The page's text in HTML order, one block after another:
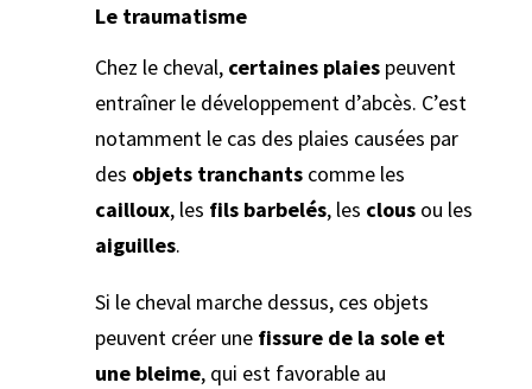
Le traumatisme
Chez le cheval, certaines plaies peuvent
entraîner le développement d’abcès. C’est
notamment le cas des plaies causées par
des objets tranchants comme les
cailloux, les fils barbelés, les clous ou les
aiguilles.
Si le cheval marche dessus, ces objets
peuvent créer une fissure de la sole et
une bleime, qui est favorable au